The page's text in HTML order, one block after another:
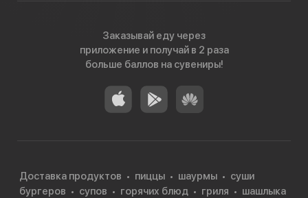
Заказывай еду через
приложение и получай в 2 раза
больше баллов на сувениры!
Доставка продуктов пиццы шаурмы
суши
бургеров
супов горячих блюд гриля
шашлыка